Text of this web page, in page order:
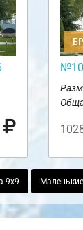
№10
9х9